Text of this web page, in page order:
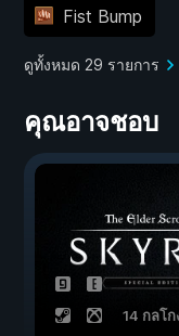
Fist Bump
ดูทั้งหมด 29 รายการ
คุณอาจชอบ
14 กลโก